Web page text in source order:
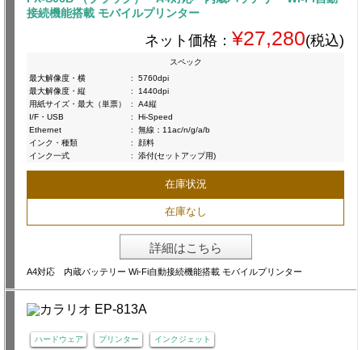
接続機能搭載 モバイルプリンター
ネット価格： ¥27,280(税込)
スペック
最大解像度・横
:
5760dpi
最大解像度・縦
:
1440dpi
用紙サイズ・最大（単票）
:
A4縦
I/F・USB
:
Hi-Speed
Ethernet
:
無線：11ac/n/g/a/b
インク・種類
:
顔料
インク一式
: 添付(セットアップ用)
在庫状況
在庫なし
詳細はこちら
A4対応 内蔵バッテリー Wi-Fi自動接続機能搭載 モバイルプリンター
ハードウェア プリンター インクジェット